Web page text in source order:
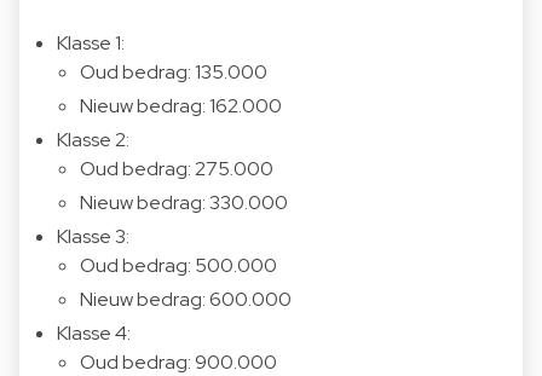
Klasse 1:
Oud bedrag: 135.000
Nieuw bedrag: 162.000
Klasse 2:
Oud bedrag: 275.000
Nieuw bedrag: 330.000
Klasse 3:
Oud bedrag: 500.000
Nieuw bedrag: 600.000
Klasse 4:
Oud bedrag: 900.000